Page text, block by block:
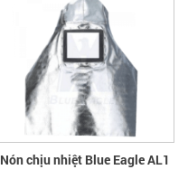
Nón chịu nhiệt Blue Eagle AL1